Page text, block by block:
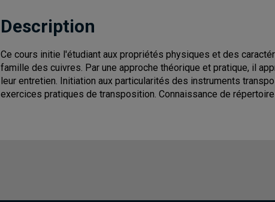
Description
Ce cours initie l'étudiant aux propriétés physiques et des
famille des cuivres. Par une approche théorique et pratique, il
leur entretien. Initiation aux particularités des instruments
exercices pratiques de transposition. Connaissance de